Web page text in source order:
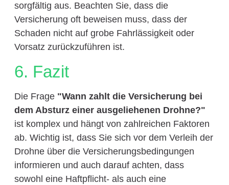
sorgfältig aus. Beachten Sie, dass die
Versicherung oft beweisen muss, dass der
Schaden nicht auf grobe Fahrlässigkeit oder
Vorsatz zurückzuführen ist.
6. Fazit
Die Frage "Wann zahlt die Versicherung bei
dem Absturz einer ausgeliehenen Drohne?"
ist komplex und hängt von zahlreichen Faktoren
ab. Wichtig ist, dass Sie sich vor dem Verleih der
Drohne über die Versicherungsbedingungen
informieren und auch darauf achten, dass
sowohl eine Haftpflicht- als auch eine